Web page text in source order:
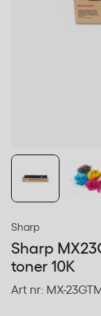
Sharp
Sharp
toner 10K
Art nr: MX-